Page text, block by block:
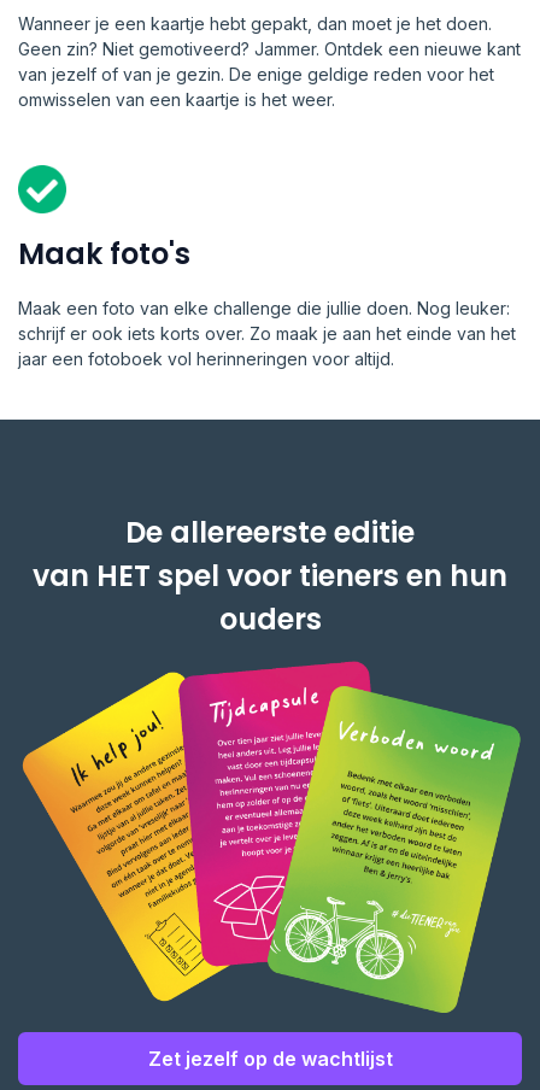
Wanneer je een kaartje hebt gepakt, dan moet je het doen.
Geen zin? Niet gemotiveerd? Jammer. Ontdek een nieuwe kant
van jezelf of van je gezin. De enige geldige reden voor het
omwisselen van een kaartje is het weer.
Maak foto's
Maak een foto van elke challenge die jullie doen. Nog leuker:
schrijf er ook iets korts over. Zo maak je aan het einde van het
jaar een fotoboek vol herinneringen voor altijd.
De allereerste editie
van HET spel voor tieners en hun
ouders
Zet jezelf op de wachtlijst